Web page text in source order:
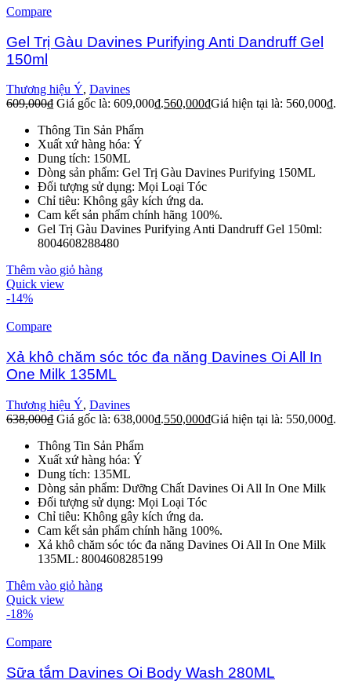
Compare
Gel Trị Gàu Davines Purifying Anti Dandruff Gel
150ml
Thương hiệu Ý, Davines
609,000₫ Giá gốc là: 609,000₫.560,000₫Giá hiện tại là: 560,000₫.
Thông Tin Sản Phẩm
Xuất xứ hàng hóa: Ý
Dung tích: 150ML
Dòng sản phẩm: Gel Trị Gàu Davines Purifying 150ML
Đối tượng sử dụng: Mọi Loại Tóc
Chỉ tiêu: Không gây kích ứng da.
Cam kết sản phẩm chính hãng 100%.
Gel Trị Gàu Davines Purifying Anti Dandruff Gel 150ml:
8004608288480
Thêm vào giỏ hàng
Quick view
-14%
Compare
Xả khô chăm sóc tóc đa năng Davines Oi All In
One Milk 135ML
Thương hiệu Ý, Davines
638,000₫ Giá gốc là: 638,000₫.550,000₫Giá hiện tại là: 550,000₫.
Thông Tin Sản Phẩm
Xuất xứ hàng hóa: Ý
Dung tích: 135ML
Dòng sản phẩm: Dưỡng Chất Davines Oi All In One Milk
Đối tượng sử dụng: Mọi Loại Tóc
Chỉ tiêu: Không gây kích ứng da.
Cam kết sản phẩm chính hãng 100%.
Xả khô chăm sóc tóc đa năng Davines Oi All In One Milk
135ML: 8004608285199
Thêm vào giỏ hàng
Quick view
-18%
Compare
Sữa tắm Davines Oi Body Wash 280ML